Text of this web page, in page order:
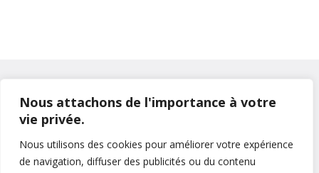
Nous attachons de l'importance à votre
vie privée.
Nous utilisons des cookies pour améliorer votre expérience
de navigation, diffuser des publicités ou du contenu
Rémunération, frais pédagogiques
et de mobilité... Quelle prise en
charge ?